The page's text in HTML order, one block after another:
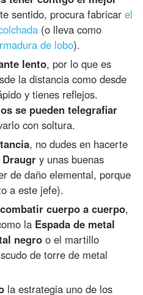
sentido, procura fabricarel
(o lleva como
de lobo).
lento, por lo que es
la distancia como desde
y tienes reflejos.
se pueden telegrafiar
con soltura.
, no dudes en hacerte
y unas buenas
de daño elemental, porque
a este jefe).
combatir cuerpo a cuerpo,
la Espada de metal
negro o el martillo
de torre de metal
la estrategia uno de los